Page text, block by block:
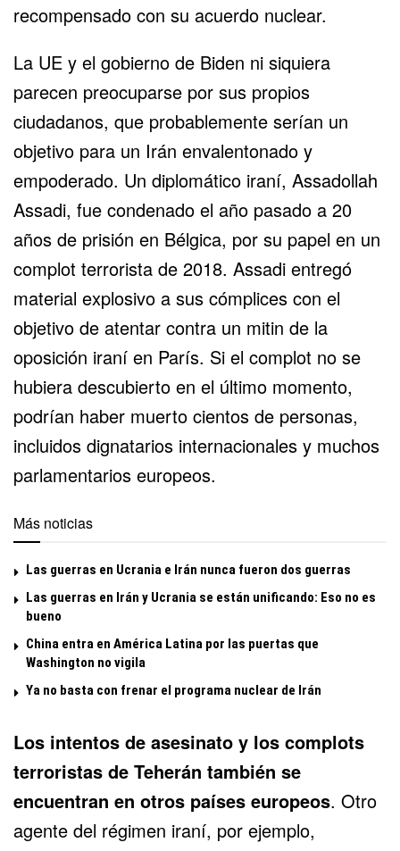
recompensado con su acuerdo nuclear.
La UE y el gobierno de Biden ni siquiera
parecen preocuparse por sus propios
ciudadanos, que probablemente serían un
objetivo para un Irán envalentonado y
empoderado. Un diplomático iraní, Assadollah
Assadi, fue condenado el año pasado a 20
años de prisión en Bélgica, por su papel en un
complot terrorista de 2018. Assadi entregó
material explosivo a sus cómplices con el
objetivo de atentar contra un mitin de la
oposición iraní en París. Si el complot no se
hubiera descubierto en el último momento,
podrían haber muerto cientos de personas,
incluidos dignatarios internacionales y muchos
parlamentarios europeos.
Más noticias
Las guerras en Ucrania e Irán nunca fueron dos guerras
Las guerras en Irán y Ucrania se están unificando: Eso no es
bueno
China entra en América Latina por las puertas que
Washington no vigila
Ya no basta con frenar el programa nuclear de Irán
Los intentos de asesinato y los complots
terroristas de Teherán también se
encuentran en otros países europeos. Otro
agente del régimen iraní, por ejemplo,